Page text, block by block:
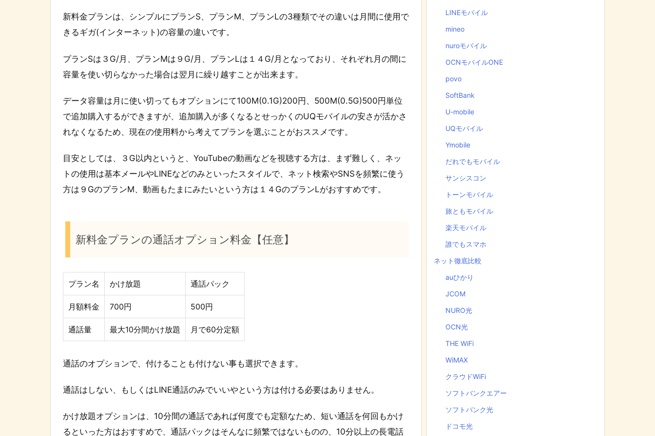
新料金プランは、シンプルにプランS、プランM、プランLの3種類でその違いは月間に使用で
きるギガ(インターネット)の容量の違いです。
プランSは３G/月、プランMは９G/月、プランLは１４G/月となっており、それぞれ月の間に
容量を使い切らなかった場合は翌月に繰り越すことが出来ます。
データ容量は月に使い切ってもオプションにて100M(0.1G)200円、500M(0.5G)500円単位
で追加購入するができますが、追加購入が多くなるとせっかくのUQモバイルの安さが活かさ
れなくなるため、現在の使用料から考えてプランを選ぶことがおススメです。
目安としては、 ３G以内というと、YouTubeの動画などを視聴する方は、まず難しく 、ネッ
トの使用は基本メールやLINEなどのみといったスタイルで、ネット検索やSNSを頻繁に使う
方は９GのプランM、動画もたまにみたいという方は１４GのプランLがおすすめです。
新料金プランの通話オプション料金【任意】
プラン名 かけ放題 通話パック
月額料金 700円 500円
通話量 最大10分間かけ放題 月で60分定額
通話のオプションで、付けることも付けない事も選択できます。
通話はしない、もしくはLINE通話のみでいいやという方は付ける必要はありません。
かけ放題オプションは、10分間の通話であれば何度でも定額なため、短い通話を何回もかけ
るといった方はおすすめで、通話パックはそんなに頻繁ではないものの、10分以上の長電話
LINEモバイル
mineo
nuroモバイル
OCNモバイルONE
povo
SoftBank
U-mobile
UQモバイル
Ymobile
だれでもモバイル
サンシスコン
トーンモバイル
旅ともモバイル
楽天モバイル
誰でもスマホ
ネット徹底比較
auひかり
JCOM
NURO光
OCN光
THE WiFi
WiMAX
クラウドWiFi
ソフトバンクエアー
ソフトバンク光
ドコモ光